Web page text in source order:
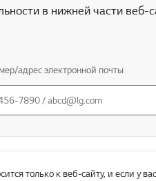
в нижней части веб-
адрес электронной почты
только к веб-сайту, и если у